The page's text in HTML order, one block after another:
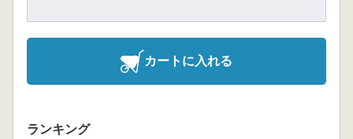
カートに入れる
ランキング